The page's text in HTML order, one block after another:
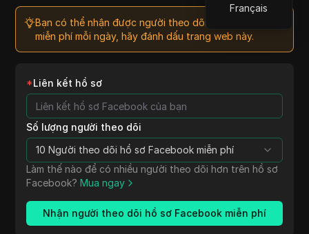
Français
Bạn có thể nhận được người theo dõi hồ sơ Facebook
miễn phí mỗi ngày, hãy đánh dấu trang web này.
*Liên kết hồ sơ
Số lượng người theo dõi
10 Người theo dõi hồ sơ Facebook miễn phí
Làm thế nào để có nhiều người theo dõi hơn trên hồ sơ
Facebook? Mua ngay
Nhận người theo dõi hồ sơ Facebook miễn phí